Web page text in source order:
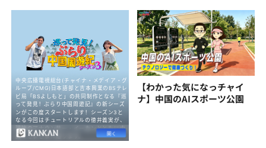
【わかった気になっチャイ
ナ】中国のAIスポーツ公園